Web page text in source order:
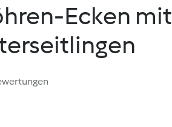
Ecken mit